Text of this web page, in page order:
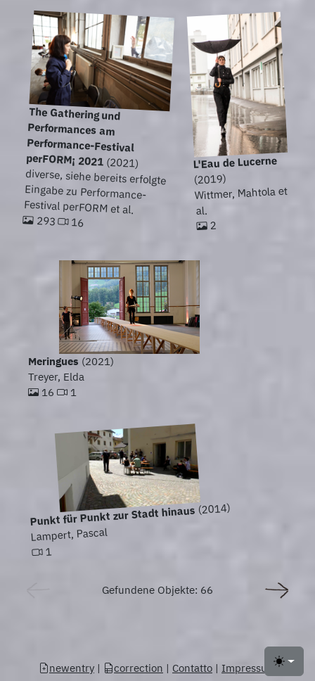
Toggle
The Gathering und
Performances am
Performance-Festival
perFORM¡ 2021(2021)
diverse, siehe bereits erfolgte
Eingabe zu Performance-
Festival perFORM et al.
293 16
L'Eau de Lucerne
(2019)
Wittmer, Mahtola et
al.
2
Meringues (2021)
Treyer, Elda
16
1
Punkt für Punkt zur Stadt hinaus (2014)
Lampert, Pascal
1
Gefundene Objekte: 66
newentry | correction | Contatto | Impressum